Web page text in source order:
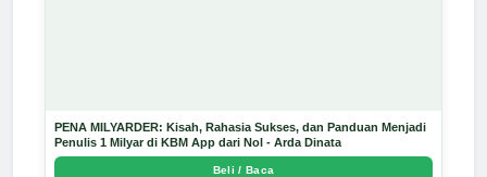
PENA MILYARDER: Kisah, Rahasia Sukses, dan Panduan Menjadi
Penulis 1 Milyar di KBM App dari Nol - Arda Dinata
Beli / Baca